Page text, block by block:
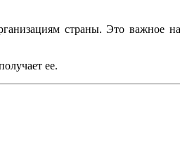
страны. Это важное
ее.